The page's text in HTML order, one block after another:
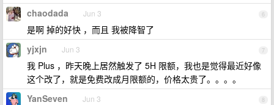
6
chaodada Jun 3
是啊 掉的好快 ，而且 我被降智了
7
yjxjn Jun 3
我 Plus ，昨天晚上居然触发了 5H 限额，我也是觉得最近好像
这个改了，就是免费改成月限额的，价格太贵了。。。。
8
YanSeven Jun 3